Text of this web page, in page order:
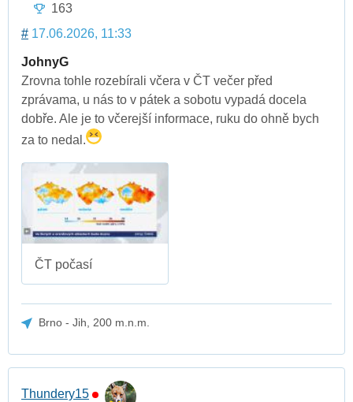
163
# 17.06.2026, 11:33
JohnyG
Zrovna tohle rozebírali včera v ČT večer před
zprávama, u nás to v pátek a sobotu vypadá docela
dobře. Ale je to včerejší informace, ruku do ohně bych
za to nedal.
ČT počasí
Brno - Jih, 200 m.n.m.
Thundery15